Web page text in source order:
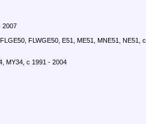
2007
FLWGE50, E51, ME51, MNE51, NE51, с
MY34, с 1991 - 2004